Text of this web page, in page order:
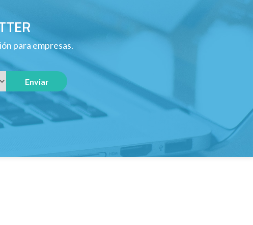
para empresas.